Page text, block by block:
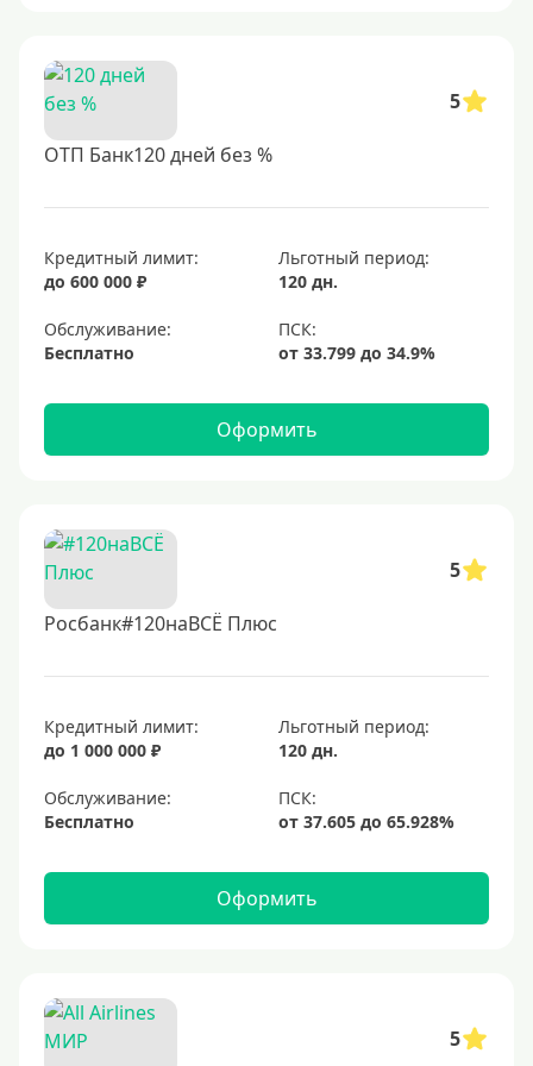
5
ОТП Банк120 дней без %
Кредитный лимит:
до 600 000 ₽
Льготный период:
120 дн.
Обслуживание:
Бесплатно
Оформить
5
Росбанк#120наВСЁ Плюс
Кредитный лимит:
до 1 000 000 ₽
Льготный период:
120 дн.
Обслуживание:
Бесплатно
Оформить
5